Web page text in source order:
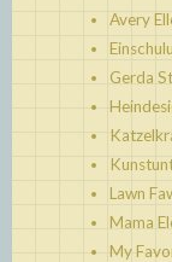
Avery
Gerda
Lawn
Mama
My